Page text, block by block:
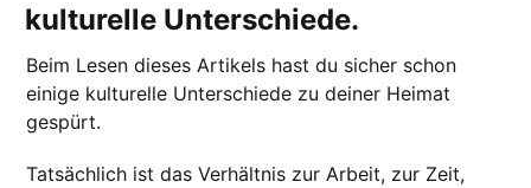
kulturelle Unterschiede.
Beim Lesen dieses Artikels hast du sicher schon
einige kulturelle Unterschiede zu deiner Heimat
gespürt.
Tatsächlich ist das Verhältnis zur Arbeit, zur Zeit,